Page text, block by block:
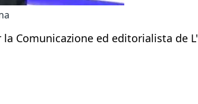
Comunicazione ed editorialista de L'